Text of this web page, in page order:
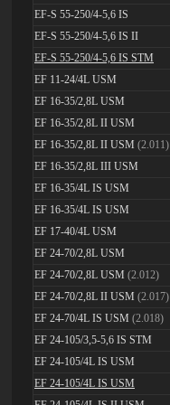
EF-S 55-250/4-5,6 IS
EF-S 55-250/4-5,6 IS II
EF-S 55-250/4-5,6 IS STM
EF 11-24/4L USM
EF 16-35/2,8L USM
EF 16-35/2,8L II USM
EF 16-35/2,8L II USM (2.011)
EF 16-35/2,8L III USM
EF 16-35/4L IS USM
EF 16-35/4L IS USM
EF 17-40/4L USM
EF 24-70/2,8L USM
EF 24-70/2,8L USM (2.012)
EF 24-70/2,8L II USM (2.017)
EF 24-70/4L IS USM (2.018)
EF 24-105/3,5-5,6 IS STM
EF 24-105/4L IS USM
EF 24-105/4L IS USM